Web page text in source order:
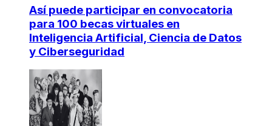
Así puede participar en convocatoria
para 100 becas virtuales en
Inteligencia Artificial, Ciencia de Datos
y Ciberseguridad